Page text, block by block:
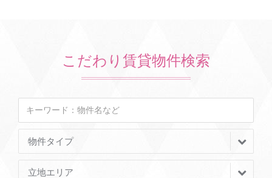
こだわり賃貸物件検索
物件タイプ
立地エリア